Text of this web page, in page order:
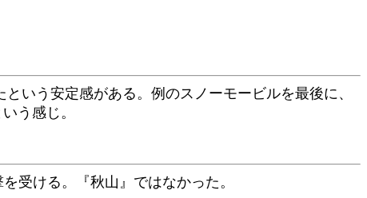
いう安定感がある。例のスノーモービルを最後に、
う感じ。
受ける。『秋山』ではなかった。